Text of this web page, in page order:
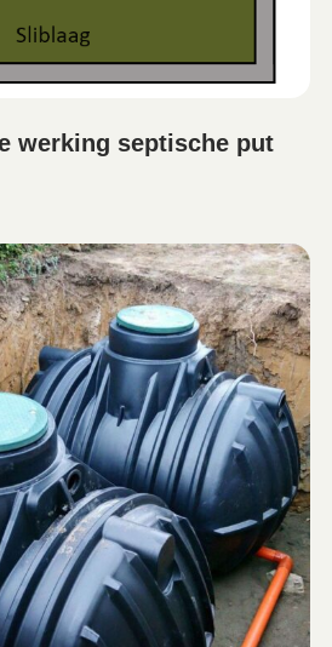
werking septische put